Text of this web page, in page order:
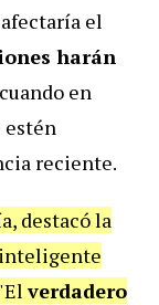
el
harán
en
estén
reciente.
destacó la
verdadero